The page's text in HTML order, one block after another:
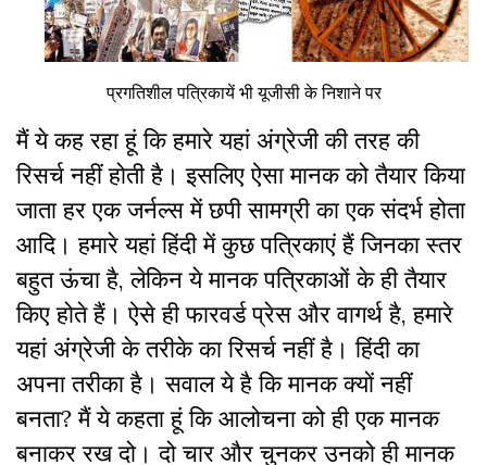
प्रगतिशील पत्रिकायें भी यूजीसी के निशाने पर
मैं ये कह रहा हूं कि हमारे यहां अंग्रेजी की तरह की
रिसर्च नहीं होती है। इसलिए ऐसा मानक को तैयार किया
जाता हर एक जर्नल्स में छपी सामग्री का एक संदर्भ होता
आदि। हमारे यहां हिंदी में कुछ पत्रिकाएं हैं जिनका स्तर
बहुत ऊंचा है, लेकिन ये मानक पत्रिकाओं के ही तैयार
किए होते हैं। ऐसे ही फारवर्ड प्रेस और वागर्थ है, हमारे
यहां अंग्रेजी के तरीके का रिसर्च नहीं है। हिंदी का
अपना तरीका है। सवाल ये है कि मानक क्यों नहीं
बनता? मैं ये कहता हूं कि आलोचना को ही एक मानक
बनाकर रख दो। दो चार और चुनकर उनको ही मानक